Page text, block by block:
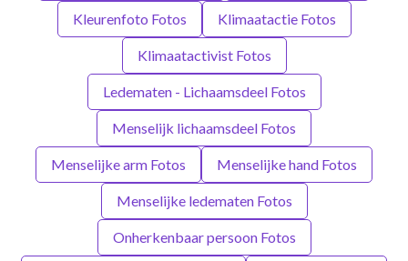
Kleurenfoto Fotos Klimaatactie Fotos
Klimaatactivist Fotos
Ledematen - Lichaamsdeel Fotos
Menselijk lichaamsdeel Fotos
Menselijke arm Fotos Menselijke hand Fotos
Menselijke ledematen Fotos
Onherkenbaar persoon Fotos